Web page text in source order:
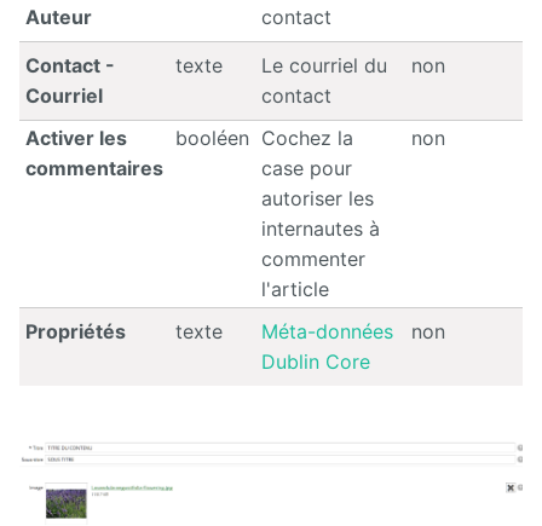
Auteur
contact
Contact -
Courriel
texte
Le courriel du
contact
non
Activer les
commentaires
booléen Cochez la
case pour
autoriser les
internautes à
commenter
l'article
non
Propriétés texte
Méta-données
Dublin Core
non